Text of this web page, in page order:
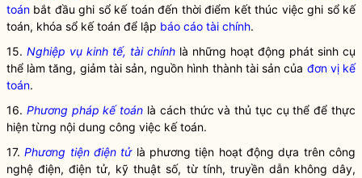
toán bắt đầu ghi sổ kế toán đến thời điểm kết thúc việc ghi sổ kế
toán, khóa sổ kế toán để lập báo cáo tài chính.
15. Nghiệp vụ kinh tế, tài chính là những hoạt động phát sinh cụ
thể làm tăng, giảm tài sản, nguồn hình thành tài sản của đơn vị kế
toán.
16. Phương pháp kế toán là cách thức và thủ tục cụ thể để thực
hiện từng nội dung công việc kế toán.
17.Phương tiện điện tửlà phương tiện hoạt động dựa trên công
nghệ điện, điện tử, kỹ thuật số, từ tính, truyền dẫn không dây,